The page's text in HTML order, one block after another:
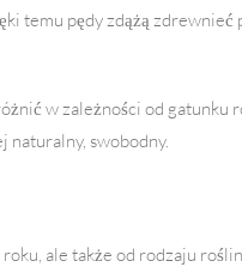
temu pędy zdążą zdrewnieć
w zależności od
naturalny, swobodny.
ale także od rodzaju